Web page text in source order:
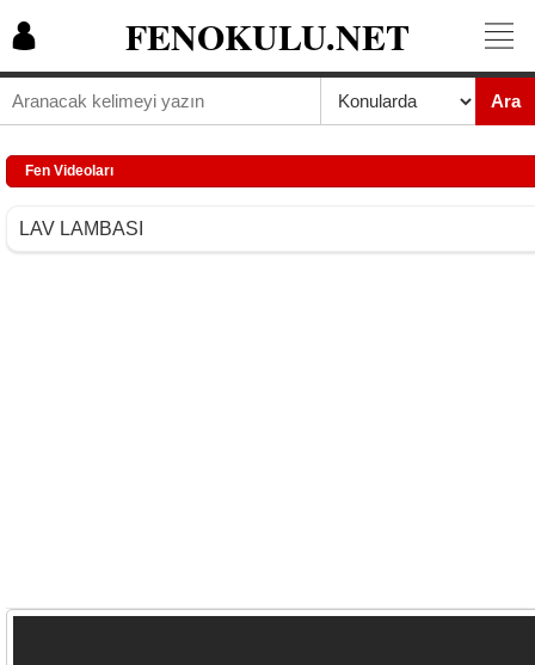
FENOKULU.NET
Ara
Fen Videoları
LAV LAMBASI